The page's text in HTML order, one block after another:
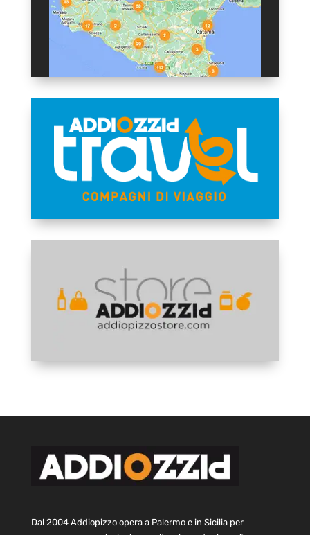
Dal 2004 Addiopizzo opera a Palermo e in Sicilia per